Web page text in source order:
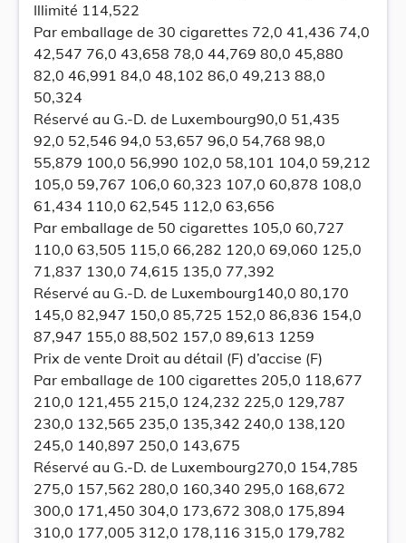
Illimité 114,522
Par emballage de 30 cigarettes 72,0 41,436 74,0
42,547 76,0 43,658 78,0 44,769 80,0 45,880
82,0 46,991 84,0 48,102 86,0 49,213 88,0
50,324
Réservé au G.-D. de Luxembourg90,0 51,435
92,0 52,546 94,0 53,657 96,0 54,768 98,0
55,879 100,0 56,990 102,0 58,101 104,0 59,212
105,0 59,767 106,0 60,323 107,0 60,878 108,0
61,434 110,0 62,545 112,0 63,656
Par emballage de 50 cigarettes 105,0 60,727
110,0 63,505 115,0 66,282 120,0 69,060 125,0
71,837 130,0 74,615 135,0 77,392
Réservé au G.-D. de Luxembourg140,0 80,170
145,0 82,947 150,0 85,725 152,0 86,836 154,0
87,947 155,0 88,502 157,0 89,613 1259
Prix de vente Droit au détail (F) d’accise (F)
Par emballage de 100 cigarettes 205,0 118,677
210,0 121,455 215,0 124,232 225,0 129,787
230,0 132,565 235,0 135,342 240,0 138,120
245,0 140,897 250,0 143,675
Réservé au G.-D. de Luxembourg270,0 154,785
275,0 157,562 280,0 160,340 295,0 168,672
300,0 171,450 304,0 173,672 308,0 175,894
310,0 177,005 312,0 178,116 315,0 179,782